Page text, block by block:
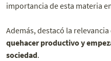
importancia de esta materia
Además, destacó la relevancia
quehacer productivo y
sociedad.